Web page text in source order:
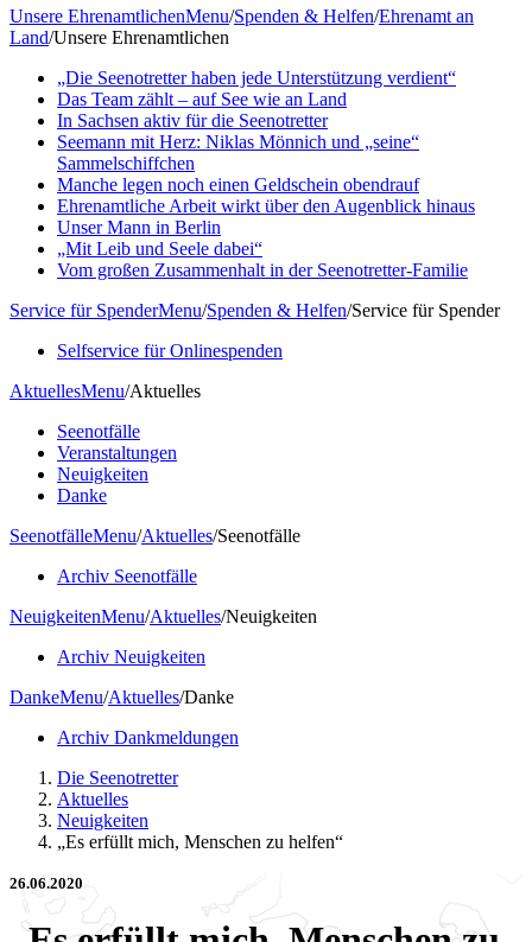
Unsere EhrenamtlichenMenu/Spenden & Helfen/Ehrenamt an
Land/Unsere Ehrenamtlichen
„Die Seenotretter haben jede Unterstützung verdient“
Das Team zählt – auf See wie an Land
In Sachsen aktiv für die Seenotretter
Seemann mit Herz: Niklas Mönnich und „seine“
Sammelschiffchen
Manche legen noch einen Geldschein obendrauf
Ehrenamtliche Arbeit wirkt über den Augenblick hinaus
Unser Mann in Berlin
„Mit Leib und Seele dabei“
Vom großen Zusammenhalt in der Seenotretter-Familie
Service für SpenderMenu/Spenden & Helfen/Service für Spender
Selfservice für Onlinespenden
AktuellesMenu/Aktuelles
Seenotfälle
Veranstaltungen
Neuigkeiten
Danke
SeenotfälleMenu/Aktuelles/Seenotfälle
Archiv Seenotfälle
NeuigkeitenMenu/Aktuelles/Neuigkeiten
Archiv Neuigkeiten
DankeMenu/Aktuelles/Danke
Archiv Dankmeldungen
Die Seenotretter
Aktuelles
Neuigkeiten
„Es erfüllt mich, Menschen zu helfen“
26.06.2020